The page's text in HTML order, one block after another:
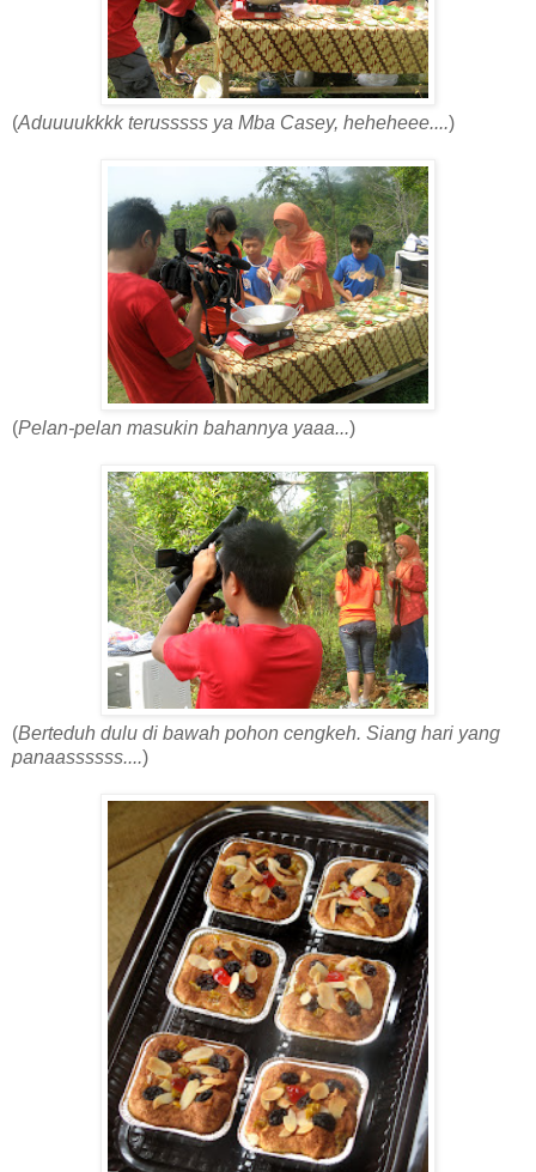
(Aduuuukkkk terusssss ya Mba Casey, heheheee....)
(Pelan-pelan masukin bahannya yaaa...)
(Berteduh dulu di bawah pohon cengkeh. Siang hari yang
panaassssss....)